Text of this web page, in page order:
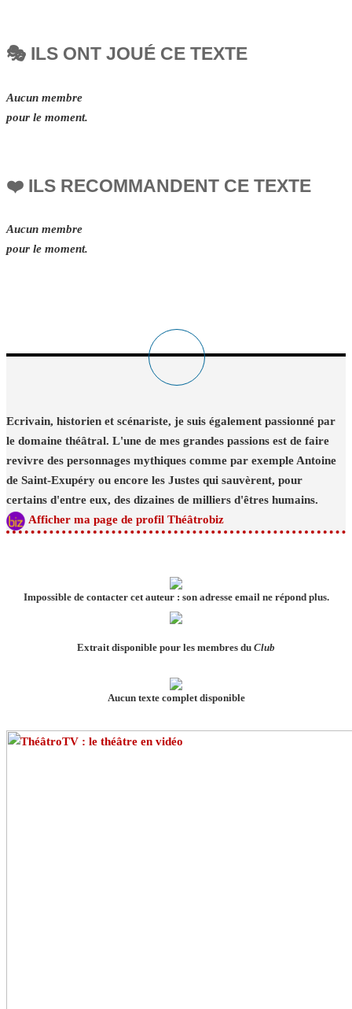
🎭 ILS ONT JOUÉ CE TEXTE
Aucun membre
pour le moment.
❤️ ILS RECOMMANDENT CE TEXTE
Aucun membre
pour le moment.
Ecrivain, historien et scénariste, je suis également passionné par
le domaine théâtral. L'une de mes grandes passions est de faire
revivre des personnages mythiques comme par exemple Antoine
de Saint-Exupéry ou encore les Justes qui sauvèrent, pour
certains d'entre eux, des dizaines de milliers d'êtres humains.
Afficher ma page de profil Théâtrobiz
Impossible de contacter cet auteur : son adresse email ne répond plus.
Extrait disponible pour les membres du Club
Aucun texte complet disponible